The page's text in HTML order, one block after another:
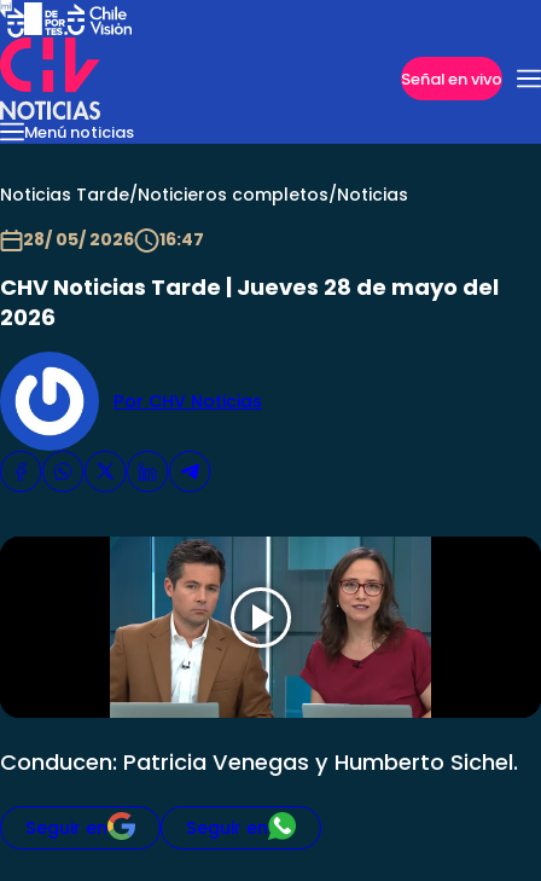
Señal en vivo
Menú noticias
InternacionalReportajesCazanoticiasEconomíaCasos
Noticias Tarde/Noticieros completos/Noticias
28/ 05/ 2026
16:47
CHV Noticias Tarde | Jueves 28 de mayo del
2026
Por CHV Noticias
Conducen: Patricia Venegas y Humberto Sichel.
Seguir en Seguir en
Imperdibles
Club De La Comedia
Contigo en Directo
Plan Perfecto
El Tiempo
Sabingo